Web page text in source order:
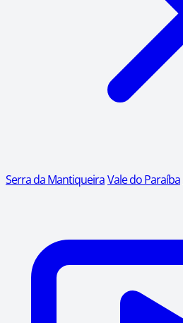
Serra da MantiqueiraVale do Paraíba